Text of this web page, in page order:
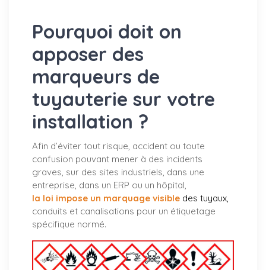
Pourquoi doit on
apposer des
marqueurs de
tuyauterie sur votre
installation ?
Afin d’éviter tout risque, accident ou toute
confusion pouvant mener à des incidents
graves, sur des sites industriels, dans une
entreprise, dans un ERP ou un hôpital,
la loi impose un marquage visible des tuyaux,
conduits et canalisations pour un étiquetage
spécifique normé.